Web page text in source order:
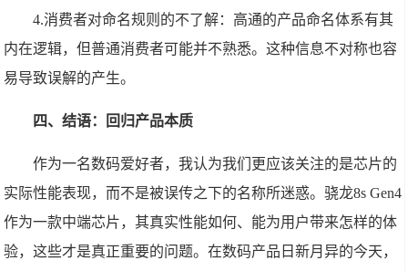
4.消费者对命名规则的不了解：高通的产品命名体系有其
内在逻辑，但普通消费者可能并不熟悉。这种信息不对称也容
易导致误解的产生。
四、结语：回归产品本质
作为一名数码爱好者，我认为我们更应该关注的是芯片的
实际性能表现，而不是被误传之下的名称所迷惑。骁龙8s Gen4
作为一款中端芯片，其真实性能如何、能为用户带来怎样的体
验，这些才是真正重要的问题。在数码产品日新月异的今天，